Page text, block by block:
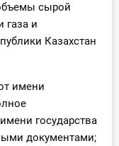
сырой
газа и
Казахстан
имени
государства
документами;